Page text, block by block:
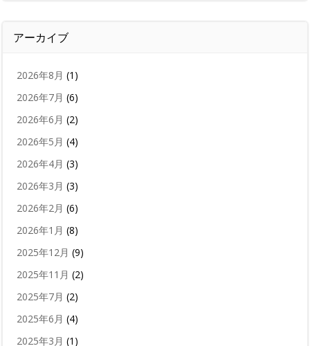
アーカイブ
2026年8月 (1)
2026年7月 (6)
2026年6月 (2)
2026年5月 (4)
2026年4月 (3)
2026年3月 (3)
2026年2月 (6)
2026年1月 (8)
2025年12月 (9)
2025年11月 (2)
2025年7月 (2)
2025年6月 (4)
2025年3月 (1)